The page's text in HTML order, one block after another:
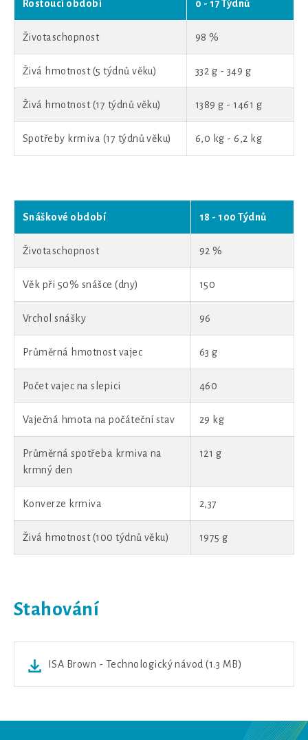
Rostoucí období 0 - 17 Týdnů
Životaschopnost 98 %
Živá hmotnost (5 týdnů věku) 332 g - 349 g
Živá hmotnost (17 týdnů věku) 1389 g - 1461 g
Spotřeby krmiva (17 týdnů věku) 6,0 kg - 6,2 kg
Snáškové období 18 - 100 Týdnů
Životaschopnost 92 %
Věk při 50% snášce (dny) 150
Vrchol snášky 96
Průměrná hmotnost vajec 63 g
Počet vajec na slepici 460
Vaječná hmota na počáteční stav 29 kg
Průměrná spotřeba krmiva na
krmný den
121 g
Konverze krmiva 2,37
Živá hmotnost (100 týdnů věku) 1975 g
Stahování
ISA Brown - Technologický návod (1.3 MB)